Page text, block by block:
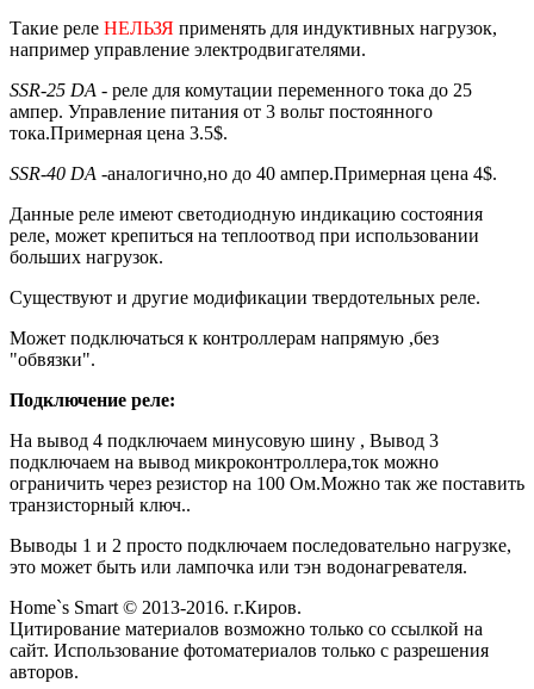
Такие реле НЕЛЬЗЯ применять для индуктивных нагрузок,
например управление электродвигателями.
SSR-25 DA - реле для комутации переменного тока до 25
ампер. Управление питания от 3 вольт постоянного
тока.Примерная цена 3.5$.
SSR-40 DA -аналогично,но до 40 ампер.Примерная цена 4$.
Данные реле имеют светодиодную индикацию состояния
реле, может крепиться на теплоотвод при использовании
больших нагрузок.
Существуют и другие модификации твердотельных реле.
Может подключаться к контроллерам напрямую ,без
"обвязки".
Подключение реле:
На вывод 4 подключаем минусовую шину , Вывод 3
подключаем на вывод микроконтроллера,ток можно
ограничить через резистор на 100 Ом.Можно так же поставить
транзисторный ключ..
Выводы 1 и 2 просто подключаем последовательно нагрузке,
это может быть или лампочка или тэн водонагревателя.
Home`s Smart © 2013-2016. г.Киров.
Цитирование материалов возможно только со ссылкой на
сайт. Использование фотоматериалов только с разрешения
авторов.